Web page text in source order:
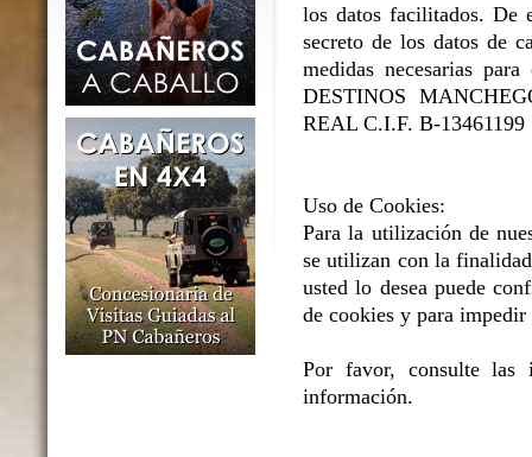
los datos facilitados. De
secreto de los datos de
medidas necesarias
DESTINOS
REAL C.I.F. B-13461199
Uso de Cookies:
Para la utilización de
se utilizan con la
usted lo desea puede
de cookies y para
Por favor, consulte las
información.